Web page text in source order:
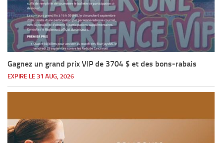
Gagnez un grand prix VIP de 3704 $ et des bons-rabais
EXPIRE LE 31 AUG, 2026